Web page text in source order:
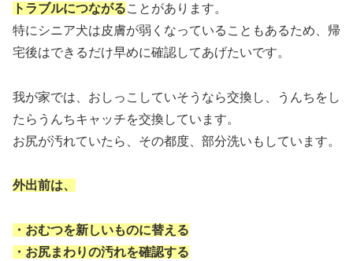
トラブルにつながることがあります。
特にシニア犬は皮膚が弱くなっていることもあるため、帰
宅後はできるだけ早めに確認してあげたいです。
我が家では、おしっこしていそうなら交換し、うんちをし
たらうんちキャッチを交換しています。
お尻が汚れていたら、その都度、部分洗いもしています。
外出前は、
・おむつを新しいものに替える
・お尻まわりの汚れを確認する